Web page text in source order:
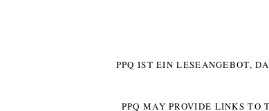
PPQ IST EIN LESEANGEBOT,
PPQ MAY PROVIDE LINKS TO